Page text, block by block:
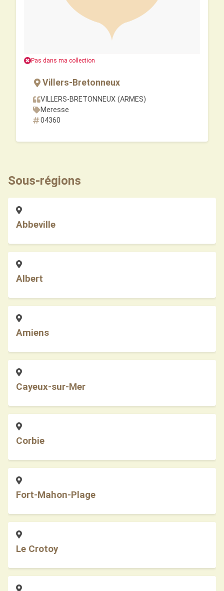
Pas dans ma collection
Villers-Bretonneux
VILLERS-BRETONNEUX (ARMES)
Meresse
04360
Sous-régions
Abbeville
Albert
Amiens
Cayeux-sur-Mer
Corbie
Fort-Mahon-Plage
Le Crotoy